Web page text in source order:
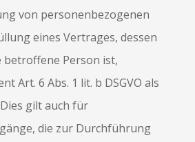
von personenbezogenen
eines Vertrages, dessen
Person ist,
Art. 6 Abs. 1 lit. b DSGVO als
gilt auch für
die zur Durchführung